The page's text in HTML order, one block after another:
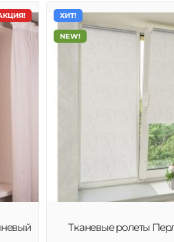
ХИТ!
NEW!
Тканевые ролеты